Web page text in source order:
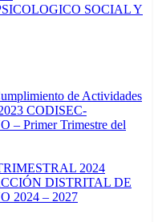
SOCIAL Y
de Actividades
CODISEC-
– Primer Trimestre del
2024
DISTRITAL DE
2024 – 2027